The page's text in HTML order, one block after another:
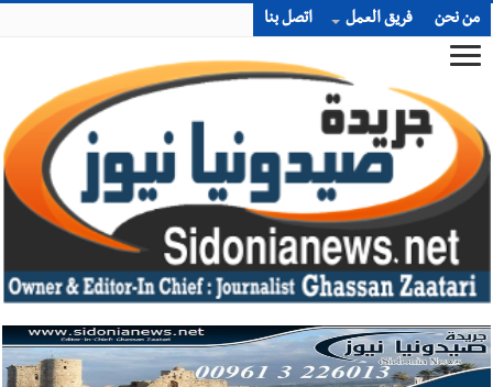
من نحن فريق العمل اتصل بنا